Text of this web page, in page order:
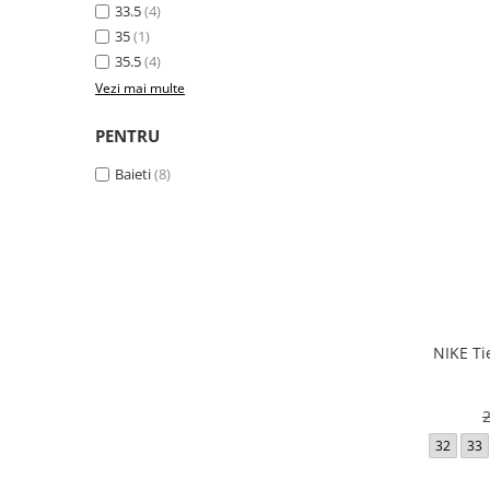
33.5(4)
35(1)
35.5(4)
Vezi mai multe
PENTRU
Baieti(8)
NIKE
32 33